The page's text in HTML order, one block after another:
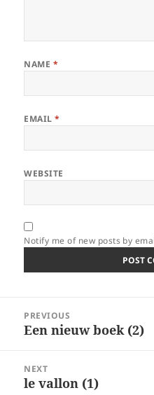
NAME *
EMAIL*
WEBSITE
Notify me of new posts by
navigation
PREVIOUS
Previous
Een nieuw boek (2)
NEXT
Next
le vallon (1)